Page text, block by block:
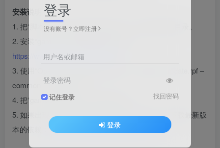
安装说明：
1. 把“脚本文件”文件夹内的 所有文件，解压到游戏目录。
2. 安装“gameconfig”需要下载OpenIV：
https://www.danjile.com/8057.html
3. 使用“OpenIV”打开游戏目录 [ 进入：update – update.rpf –
common – data ] 路径，
4. 把“gameconfig”文本文档 解压进去。
5. 如果出现 Script Hook V Critical Error 报错，请下载最新版
本的依赖：https://www.danjile.com/8074.html
登录
没有账号？立即注册
用户名或邮箱
登录密码
记住登录 找回密码
登录